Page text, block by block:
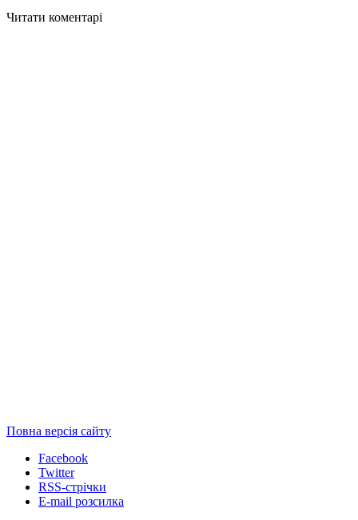
Читати коментарі
Повна версія сайту
Facebook
Twitter
RSS-стрічки
E-mail розсилка